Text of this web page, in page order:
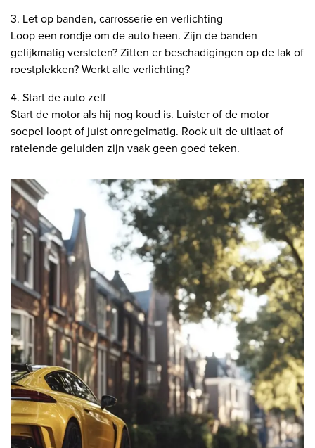
3. Let op banden, carrosserie en verlichting
Loop een rondje om de auto heen. Zijn de banden
gelijkmatig versleten? Zitten er beschadigingen op de lak of
roestplekken? Werkt alle verlichting?
4. Start de auto zelf
Start de motor als hij nog koud is. Luister of de motor
soepel loopt of juist onregelmatig. Rook uit de uitlaat of
ratelende geluiden zijn vaak geen goed teken.